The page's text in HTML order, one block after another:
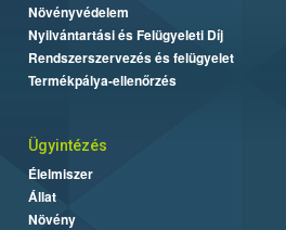
Növényvédelem
Nyilvántartási és Felügyeleti Díj
Rendszerszervezés és felügyelet
Termékpálya-ellenőrzés
Ügyintézés
Élelmiszer
Állat
Növény